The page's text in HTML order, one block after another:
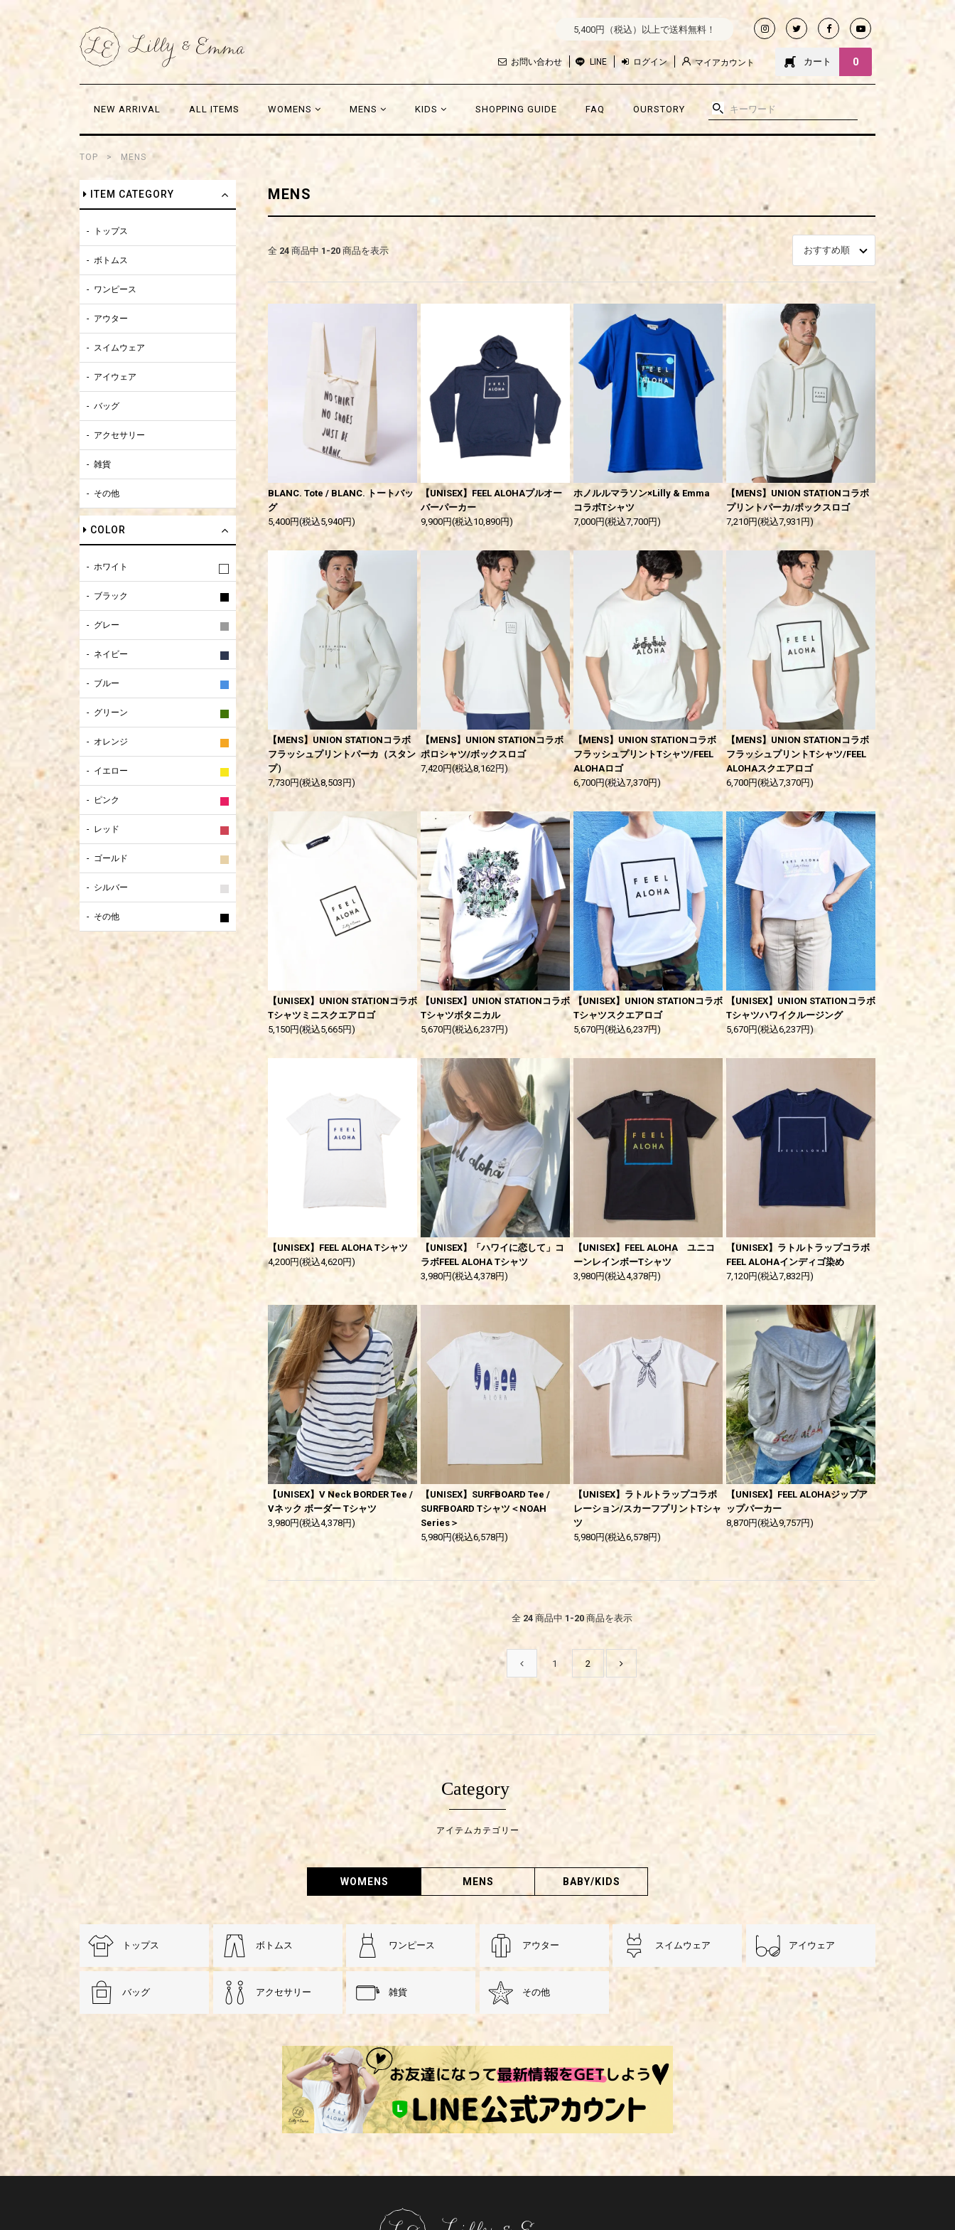
5,400円（税込）以上で送料無料！
お問い合わせ LINE ログイン マイアカウント カート 0
NEW ARRIVAL ALL ITEMS WOMENS MENS KIDS SHOPPING GUIDE FAQ OURSTORY
TOP MENS
MENS
全 24 商品中 1-20 商品を表示 おすすめ順
BLANC. Tote / BLANC. トートバッ
グ
5,400円(税込5,940円)
【UNISEX】FEEL ALOHAプルオー
バーパーカー
9,900円(税込10,890円)
ホノルルマラソン×Lilly & Emma
コラボTシャツ
7,000円(税込7,700円)
【MENS】UNION STATIONコラボ
プリントパーカ/ボックスロゴ
7,210円(税込7,931円)
【MENS】UNION STATIONコラボ
フラッシュプリントパーカ（スタン
プ）
7,730円(税込8,503円)
【MENS】UNION STATIONコラボ
ポロシャツ/ボックスロゴ
7,420円(税込8,162円)
【MENS】UNION STATIONコラボ
フラッシュプリントTシャツ/FEEL
ALOHAロゴ
6,700円(税込7,370円)
【MENS】UNION STATIONコラボ
フラッシュプリントTシャツ/FEEL
ALOHAスクエアロゴ
6,700円(税込7,370円)
【UNISEX】UNION STATIONコラボ
Tシャツミニスクエアロゴ
5,150円(税込5,665円)
【UNISEX】UNION STATIONコラボ
Tシャツボタニカル
5,670円(税込6,237円)
【UNISEX】UNION STATIONコラボ
Tシャツスクエアロゴ
5,670円(税込6,237円)
【UNISEX】UNION STATIONコラボ
Tシャツハワイクルージング
5,670円(税込6,237円)
【UNISEX】FEEL ALOHA Tシャツ
4,200円(税込4,620円)
【UNISEX】「ハワイに恋して」コ
ラボFEEL ALOHA Tシャツ
3,980円(税込4,378円)
【UNISEX】FEEL ALOHA ユニコ
ーンレインボーTシャツ
3,980円(税込4,378円)
【UNISEX】ラトルトラップコラボ
FEEL ALOHAインディゴ染め
7,120円(税込7,832円)
【UNISEX】V Neck BORDER Tee /
Vネック ボーダー Tシャツ
3,980円(税込4,378円)
【UNISEX】SURFBOARD Tee /
SURFBOARD Tシャツ＜NOAH
Series＞
5,980円(税込6,578円)
【UNISEX】ラトルトラップコラボ
レーション/スカーフプリントTシャ
ツ
5,980円(税込6,578円)
【UNISEX】FEEL ALOHAジップア
ップパーカー
8,870円(税込9,757円)
全24 商品中 1-20 商品を表示
1 2
ITEM CATEGORY
トップス
ボトムス
ワンピース
アウター
スイムウェア
アイウェア
バッグ
アクセサリー
雑貨
その他
COLOR
ホワイト
ブラック
グレー
ネイビー
ブルー
グリーン
オレンジ
イエロー
ピンク
レッド
ゴールド
シルバー
その他
Category
アイテムカテゴリー
WOMENS MENS BABY/KIDS
トップス ボトムス ワンピース アウター スイムウェア アイウェア
バッグ アクセサリー 雑貨 その他